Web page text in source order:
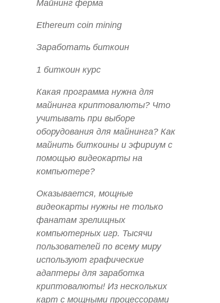
Майнинг ферма
Ethereum coin mining
Заработать биткоин
1 биткоин курс
Какая программа нужна для
майнинга криптовалюты? Что
учитывать при выборе
оборудования для майнинга? Как
майнить биткоины и эфириум с
помощью видеокарты на
компьютере?
Оказывается, мощные
видеокарты нужны не только
фанатам зрелищных
компьютерных игр. Тысячи
пользователей по всему миру
используют графические
адаптеры для заработка
криптовалюты! Из нескольких
карт с мощными процессорами